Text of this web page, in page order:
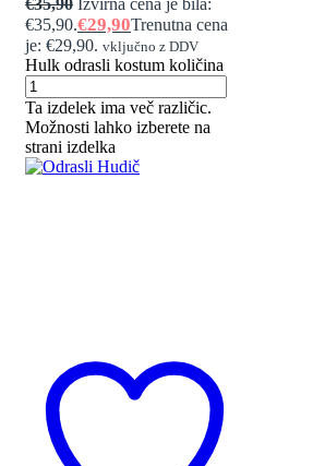
€35,90 Izvirna cena je bila:
€35,90.€29,90Trenutna cena
je: €29,90. vključno z DDV
Hulk odrasli kostum količina
Ta izdelek ima več različic.
Možnosti lahko izberete na
strani izdelka